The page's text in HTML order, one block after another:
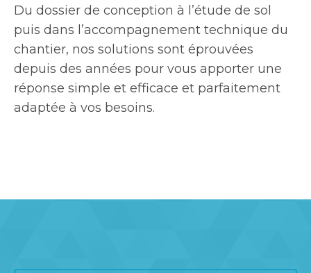
Du dossier de conception à l’étude de sol
puis dans l’accompagnement technique du
chantier, nos solutions sont éprouvées
depuis des années pour vous apporter une
réponse simple et efficace et parfaitement
adaptée à vos besoins.